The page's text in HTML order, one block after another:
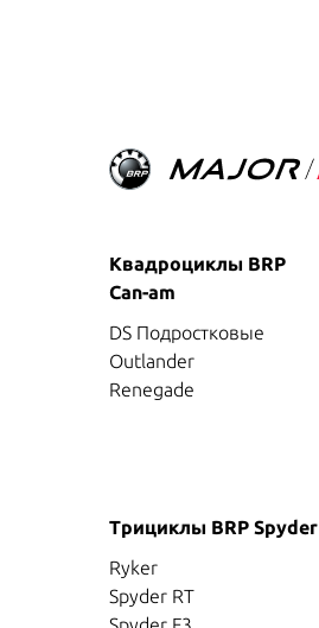
Квадроциклы BRP
Can-am
DS Подростковые
Outlander
Renegade
Трициклы BRP Spyder
Ryker
Spyder RT